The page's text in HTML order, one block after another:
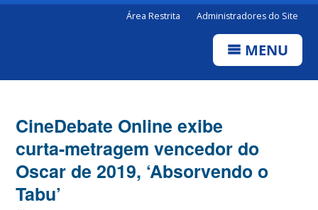
Área Restrita Administradores do Site
MENU
CineDebate Online exibe
curta-metragem vencedor do
Oscar de 2019, ‘Absorvendo o
Tabu’